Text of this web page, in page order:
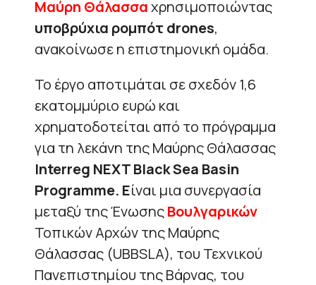
Μαύρη Θάλασσαχρησιμοποιώντας
υποβρύχια ρομπότ drones,
ανακοίνωσε η επιστημονική ομάδα.
Το έργο αποτιμάται σε σχεδόν 1,6
εκατομμύριο ευρώ και
χρηματοδοτείται από το πρόγραμμα
για τη λεκάνη της Μαύρης Θάλασσας
Interreg NEXT BlackSea Basin
Programme. Είναι μια συνεργασία
μεταξύ της ΈνωσηςΒουλγαρικών
Τοπικών Αρχών της Μαύρης
Θάλασσας (UBBSLA), του Τεχνικού
Πανεπιστημίου της Βάρνας, του